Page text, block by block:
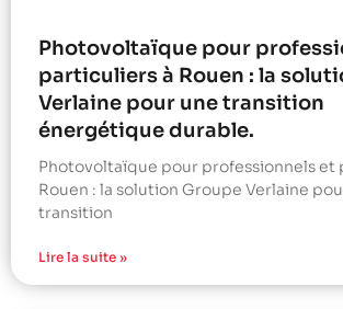
Photovoltaïque pour
particuliers à Rouen : la
Verlaine pour une transition
énergétique durable.
Photovoltaïque pour professionnels et
Rouen : la solution Groupe Verlaine
transition
Lire la suite »